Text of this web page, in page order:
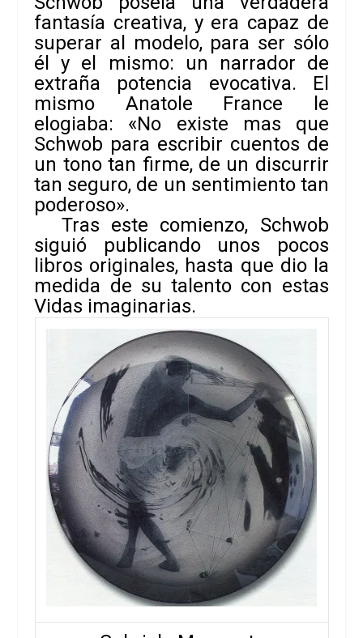
fantasía creativa, y era capaz de
superar al modelo, para ser sólo
él y el mismo: un narrador de
extraña potencia evocativa. El
mismo Anatole France le
elogiaba: «No existe mas que
Schwob para escribir cuentos de
un tono tan firme, de un discurrir
tan seguro, de un sentimiento tan
poderoso».
Tras este comienzo, Schwob
siguió publicando unos pocos
libros originales, hasta que dio la
medida de su talento con estas
Vidas imaginarias.